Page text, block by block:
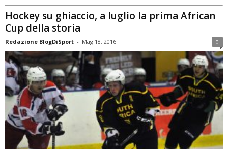
Hockey su ghiaccio, a luglio la prima African
Cup della storia
Redazione BlogDiSport - Mag 18, 2016 0